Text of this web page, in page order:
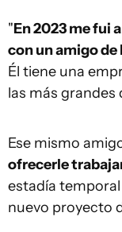
"En 2023 me fui
con un amigo
Él tiene una
las más grandes
Ese mismo
ofrecerle
estadía
nuevo proyecto